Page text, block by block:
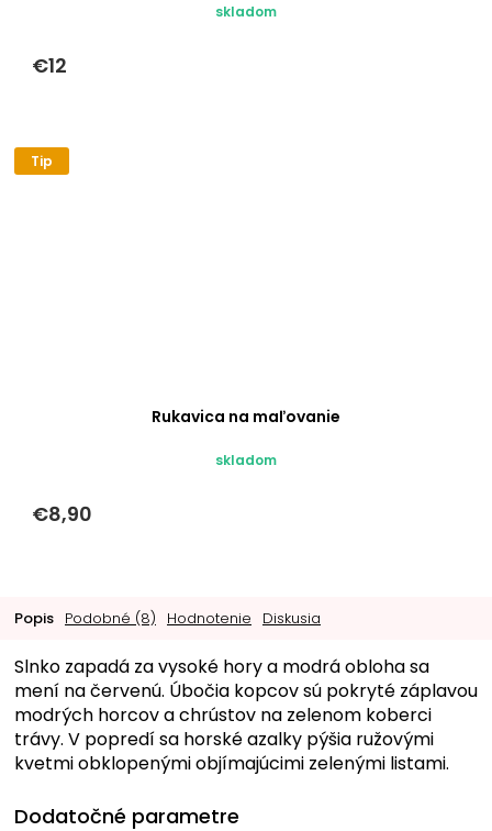
skladom
€12
Tip
Rukavica na maľovanie
skladom
€8,90
Popis Podobné (8) Hodnotenie Diskusia
Slnko zapadá za vysoké hory a modrá obloha sa
mení na červenú. Úbočia kopcov sú pokryté záplavou
modrých horcov a chrústov na zelenom koberci
trávy. V popredí sa horské azalky pýšia ružovými
kvetmi obklopenými objímajúcimi zelenými listami.
Dodatočné parametre